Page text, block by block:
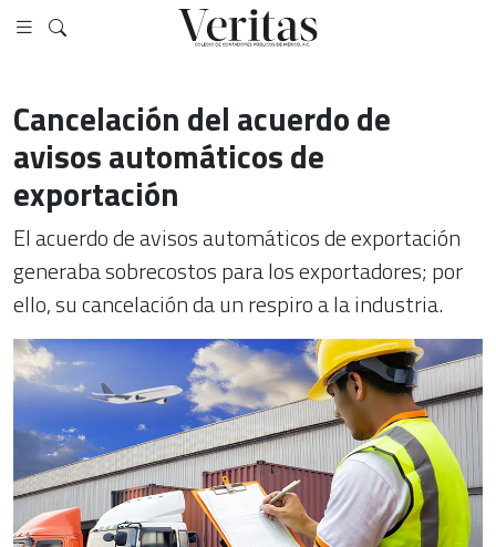
Cancelación del acuerdo de
avisos automáticos de
exportación
El acuerdo de avisos automáticos de exportación
generaba sobrecostos para los exportadores; por
ello, su cancelación da un respiro a la industria.